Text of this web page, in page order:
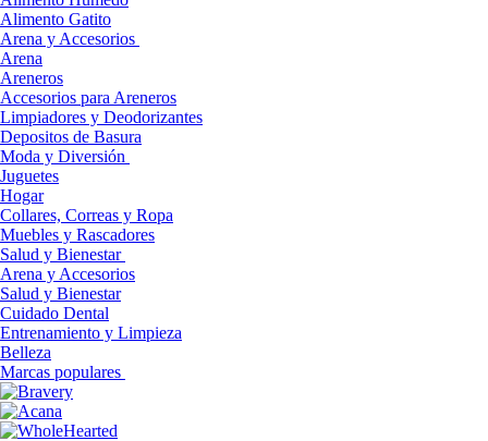
Alimento Gatito
Arena y Accesorios
Arena
Areneros
Accesorios para Areneros
Limpiadores y Deodorizantes
Depositos de Basura
Moda y Diversión
Juguetes
Hogar
Collares, Correas y Ropa
Muebles y Rascadores
Salud y Bienestar
Arena y Accesorios
Salud y Bienestar
Cuidado Dental
Entrenamiento y Limpieza
Belleza
Marcas populares